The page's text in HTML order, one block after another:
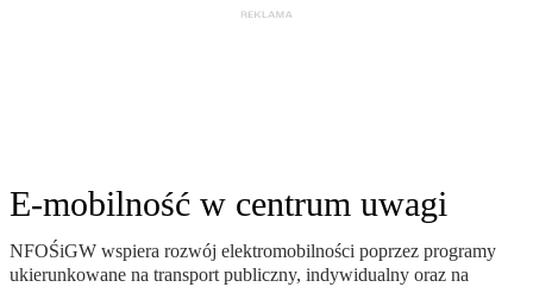
E-mobilność w centrum uwagi
NFOŚiGW wspiera rozwój elektromobilności poprzez programy
ukierunkowane na transport publiczny, indywidualny oraz na